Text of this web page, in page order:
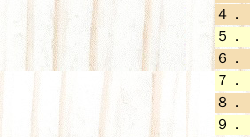
４．
５．
６．
７．
８．
９．